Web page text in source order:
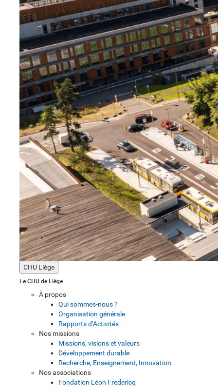
CHU Liège
Le CHU de Liège
À propos
Qui sommes-nous ?
Organisation générale
Rapports d’Activités
Nos missions
Missions, visions et valeurs
Développement durable
Recherche, Enseignement, Innovation
Nos associations
Fondation Léon Fredericq